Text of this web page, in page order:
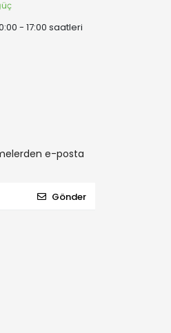
- 17:00 saatleri
e-posta
Gönder